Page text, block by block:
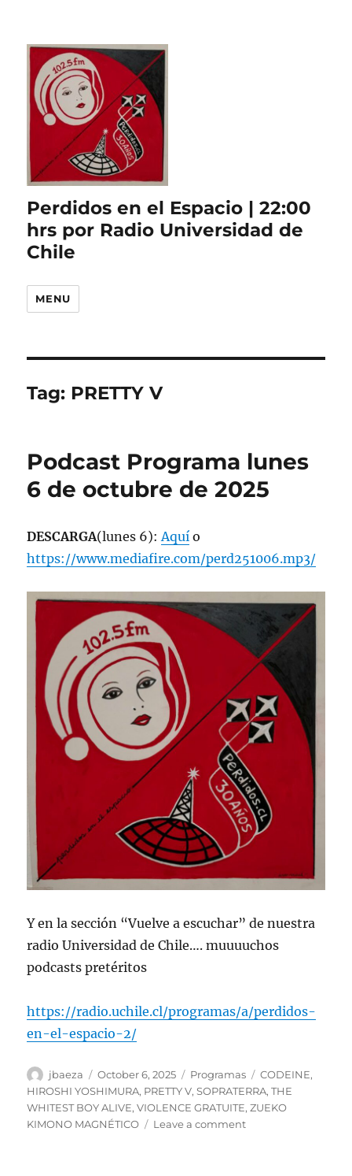
Perdidos en el Espacio | 22:00
hrs por Radio Universidad de
Chile
MENU
Tag: PRETTY V
Podcast Programa lunes
6 de octubre de 2025
DESCARGA(lunes 6):Aquí o
https://www.mediafire.com/perd251006.mp3/
Y en la sección “Vuelve a escuchar” de nuestra
radio Universidad de Chile…. muuuuchos
podcasts pretéritos
https://radio.uchile.cl/programas/a/perdidos-
en-el-espacio-2/
Author
jbaeza
Posted
on
October 6, 2025 Categories
Programas Tags
CODEINE,
HIROSHI YOSHIMURA, PRETTY V,SOPRATERRA,THE
WHITEST BOY ALIVE,VIOLENCE GRATUITE,ZUEKO
KIMONO MAGNÉTICO
Leave a commenton